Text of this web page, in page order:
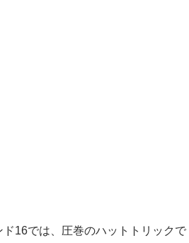
16では、圧巻のハットトリックで